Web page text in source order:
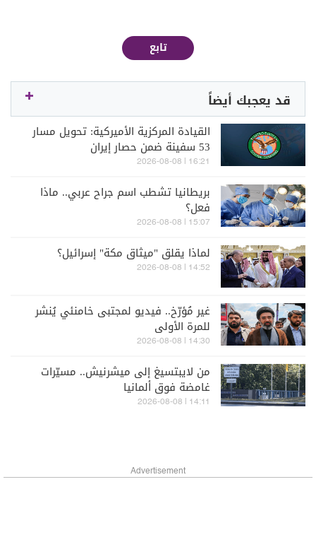
تابع
قد يعجبك أيضاً
القيادة المركزية الأميركية: تحويل مسار
53 سفينة ضمن حصار إيران
16:21 | 2026-08-08
بريطانيا تشطب اسم جراح عربي.. ماذا
فعل؟
15:07 | 2026-08-08
لماذا يقلق "ميثاق مكة" إسرائيل؟
14:52 | 2026-08-08
غير مُؤرّخ.. فيديو لمجتبى خامنئي يُنشر
للمرة الأولى
14:30 | 2026-08-08
من لايبتسيغ إلى ميشرنيش.. مسيّرات
غامضة فوق ألمانيا
14:11 | 2026-08-08
Advertisement